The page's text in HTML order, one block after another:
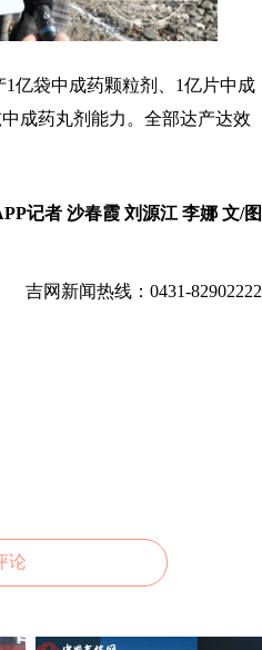
袋中成药颗粒剂、1亿片中成
成药丸剂能力。全部达产达效
记者 沙春霞 刘源江 李娜 文/图
吉网新闻热线：0431-82902222
论